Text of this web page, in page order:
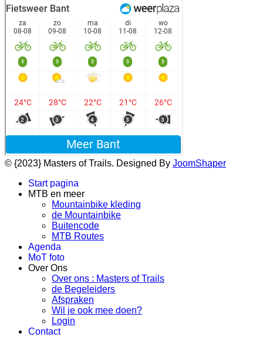
© {2023} Masters of Trails. Designed By JoomShaper
Start pagina
MTB en meer
Mountainbike kleding
de Mountainbike
Buitencode
MTB Routes
Agenda
MoT foto
Over Ons
Over ons : Masters of Trails
de Begeleiders
Afspraken
Wil je ook mee doen?
Login
Contact